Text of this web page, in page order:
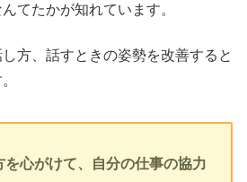
てたかが知れています。
方、話すときの姿勢を改善すると
心がけて、自分の仕事の協力